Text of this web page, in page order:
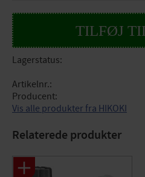
Lagerstatus
Artikelnr.
Producent
Vis alle produkter fra HIKOKI
Relaterede produkter